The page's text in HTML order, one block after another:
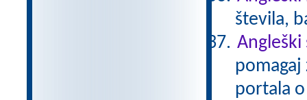
števila,
pomagaj
portala